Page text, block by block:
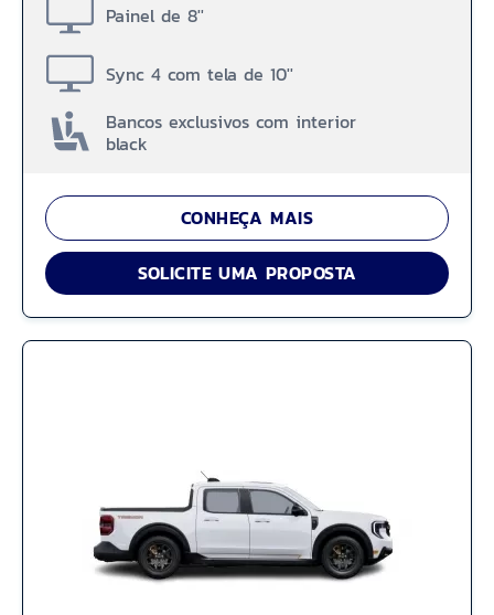
Painel de 8''
Sync 4 com tela de 10''
Bancos exclusivos com interior
black
CONHEÇA MAIS
SOLICITE UMA PROPOSTA